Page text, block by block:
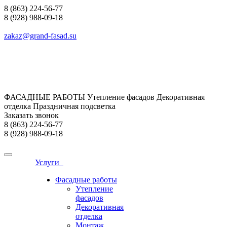
8 (863) 224-56-77
8 (928) 988-09-18
zakaz@grand-fasad.su
ФАСАДНЫЕ РАБОТЫ Утепление фасадов Декоративная
отделка Праздничная подсветка
Заказать звонок
8 (863) 224-56-77
8 (928) 988-09-18
Услуги
Фасадные работы
Утепление
фасадов
Декоративная
отделка
Монтаж